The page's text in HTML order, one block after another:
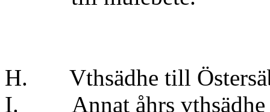
H. Vthsädhe till
I. Annat åhrs